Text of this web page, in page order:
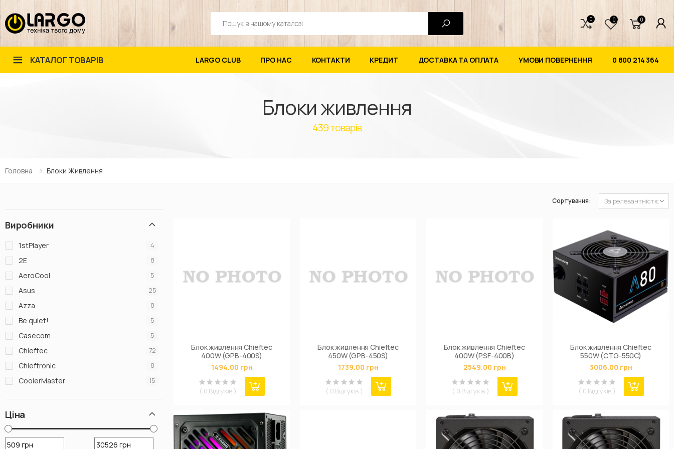
0 0 0
КАТАЛОГ ТОВАРІВ LARGO CLUB ПРО НАС КОНТАКТИ КРЕДИТ ДОСТАВКА ТА ОПЛАТА УМОВИ ПОВЕРНЕННЯ 0 800 214 364
Блоки живлення
439товарів
Головна Блоки Живлення
Сортування:
Блок живлення Chieftec
400W (GPB-400S)
1494.00 грн
( 0 Відгуків )
Блок живлення Chieftec
450W (GPB-450S)
1739.00 грн
( 0 Відгуків )
Блок живлення Chieftec
400W (PSF-400B)
2549.00 грн
( 0 Відгуків )
Блок живлення Chieftec
550W (CTG-550C)
3006.00 грн
( 0 Відгуків )
Виробники
1stPlayer 4
2E 8
AeroCool 5
Asus 25
Azza 8
Be quiet! 5
Casecom 5
Chieftec 72
Chieftronic 8
CoolerMaster 15
Cougar 7
Deepcool 7
Dell 2
Ціна